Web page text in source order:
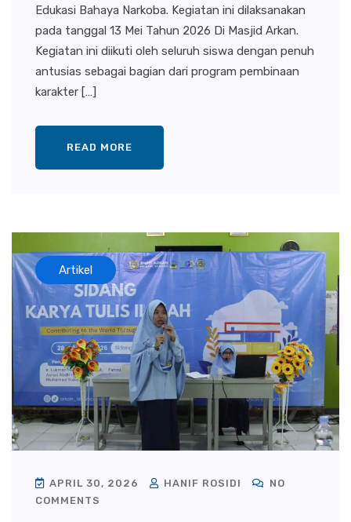
Edukasi Bahaya Narkoba. Kegiatan ini dilaksanakan
pada tanggal 13 Mei Tahun 2026 Di Masjid Arkan.
Kegiatan ini diikuti oleh seluruh siswa dengan penuh
antusias sebagai bagian dari program pembinaan
karakter […]
READ MORE
Artikel
APRIL 30, 2026 HANIF ROSIDI
NO
COMMENTS